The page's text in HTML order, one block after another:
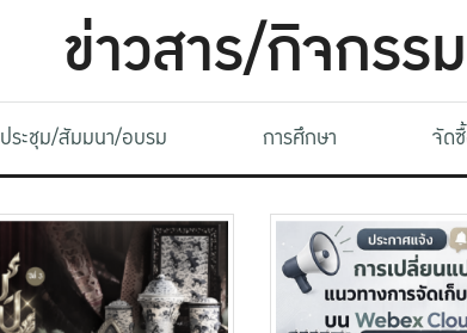
ข่าวสาร/กิจกรรม
ประชุม/สัมมนา/อบรม การศึกษา จัด